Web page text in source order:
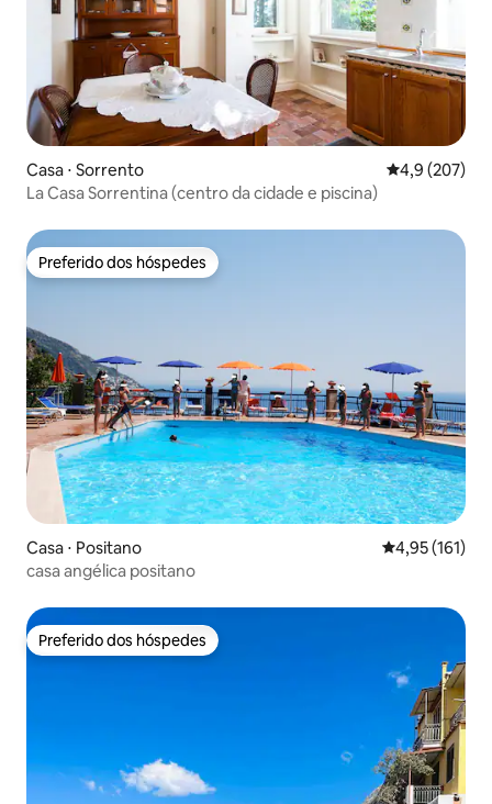
Casa ⋅ Sorrento 4,9 de uma
4,9 (207)
La Casa Sorrentina (centro da cidade e piscina)
Preferido dos hóspedes
Preferido dos hóspedes
Casa ⋅ Positano 4,95 de uma
4,95 (161)
casa angélica positano
Preferido dos hóspedes
Preferido dos hóspedes